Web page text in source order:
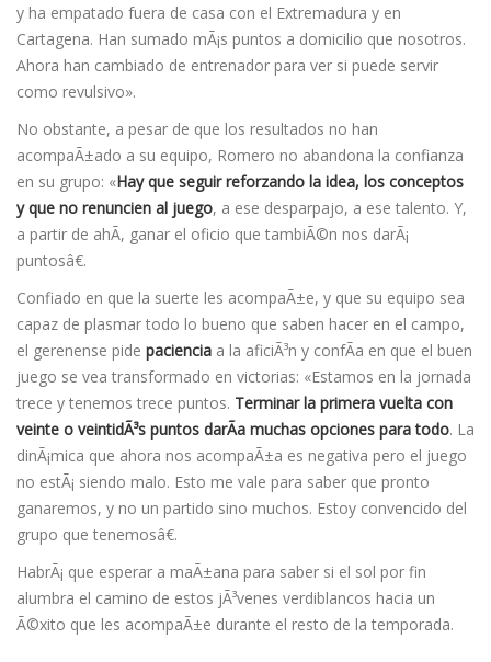
y ha empatado fuera de casa con el Extremadura y en
Cartagena. Han sumado mÃ¡s puntos a domicilio que nosotros.
Ahora han cambiado de entrenador para ver si puede servir
como revulsivo».
No obstante, a pesar de que los resultados no han
acompaÃ±ado a su equipo, Romero no abandona la confianza
en su grupo: «Hay que seguir reforzando la idea, los conceptos
y que no renuncien al juego, a ese desparpajo, a ese talento. Y,
a partir de ahÃ­, ganar el oficio que tambiÃ©n nos darÃ¡
puntosâ€.
Confiado en que la suerte les acompaÃ±e, y que su equipo sea
capaz de plasmar todo lo bueno que saben hacer en el campo,
el gerenense pide paciencia a la aficiÃ³n y confÃ­a en que el buen
juego se vea transformado en victorias: «Estamos en la jornada
trece y tenemos trece puntos. Terminar la primera vuelta con
veinte o veintidÃ³s puntos darÃ­a muchas opciones para todo. La
dinÃ¡mica que ahora nos acompaÃ±a es negativa pero el juego
no estÃ¡ siendo malo. Esto me vale para saber que pronto
ganaremos, y no un partido sino muchos. Estoy convencido del
grupo que tenemosâ€.
HabrÃ¡ que esperar a maÃ±ana para saber si el sol por fin
alumbra el camino de estos jÃ³venes verdiblancos hacia un
Ã©xito que les acompaÃ±e durante el resto de la temporada.